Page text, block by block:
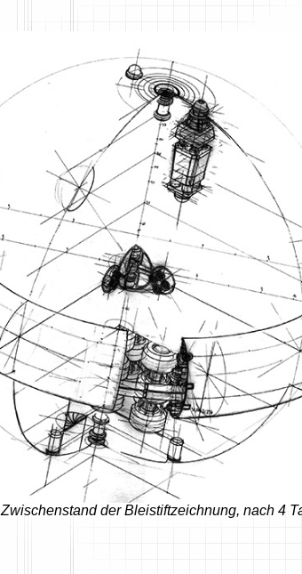
Zwischenstand der Bleistiftzeichnung, nach 4